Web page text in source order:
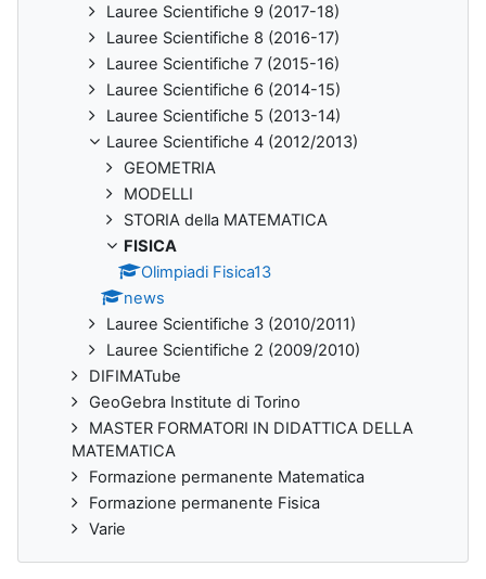
Lauree Scientifiche 9 (2017-18)
Lauree Scientifiche 8 (2016-17)
Lauree Scientifiche 7 (2015-16)
Lauree Scientifiche 6 (2014-15)
Lauree Scientifiche 5 (2013-14)
Lauree Scientifiche 4 (2012/2013)
GEOMETRIA
MODELLI
STORIA della MATEMATICA
FISICA
Olimpiadi Fisica13
news
Lauree Scientifiche 3 (2010/2011)
Lauree Scientifiche 2 (2009/2010)
DIFIMATube
GeoGebra Institute di Torino
MASTER FORMATORI IN DIDATTICA DELLA
MATEMATICA
Formazione permanente Matematica
Formazione permanente Fisica
Varie